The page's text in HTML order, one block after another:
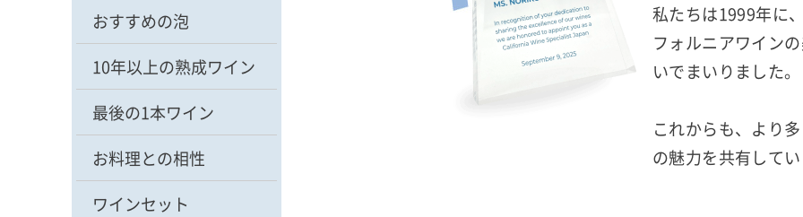
おすすめの泡
10年以上の熟成ワイン
最後の1本ワイン
お料理との相性
ワインセット
私たちは1999年に
フォルニアワイン
いでまいりました。
これからも、より
の魅力を共有して